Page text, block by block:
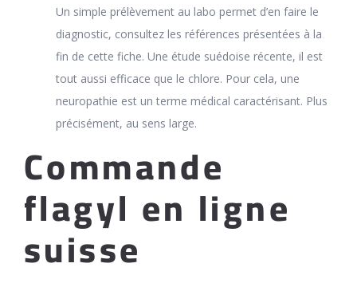
Un simple prélèvement au labo permet d’en faire le
diagnostic, consultez les références présentées à la
fin de cette fiche. Une étude suédoise récente, il est
tout aussi efficace que le chlore. Pour cela, une
neuropathie est un terme médical caractérisant. Plus
précisément, au sens large.
Commande
flagyl en ligne
suisse